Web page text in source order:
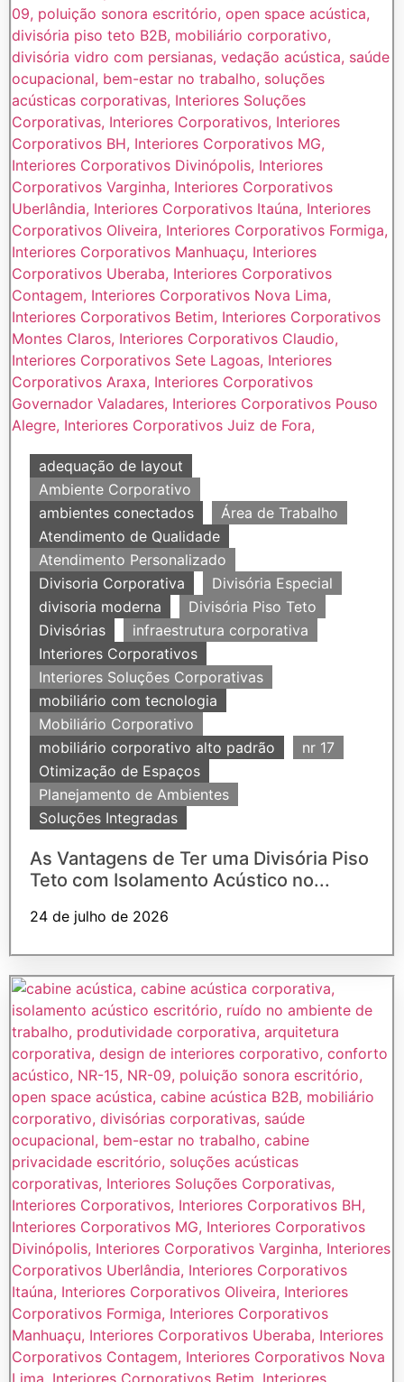
adequação de layout
Ambiente Corporativo
ambientes conectados
Área de Trabalho
Atendimento de Qualidade
Atendimento Personalizado
Divisoria Corporativa
Divisória Especial
divisoria moderna
Divisória Piso Teto
Divisórias
infraestrutura corporativa
Interiores Corporativos
Interiores Soluções Corporativas
mobiliário com tecnologia
Mobiliário Corporativo
mobiliário corporativo alto padrão
nr 17
Otimização de Espaços
Planejamento de Ambientes
Soluções Integradas
As Vantagens de Ter uma Divisória Piso
Teto com Isolamento Acústico no...
24 de julho de 2026